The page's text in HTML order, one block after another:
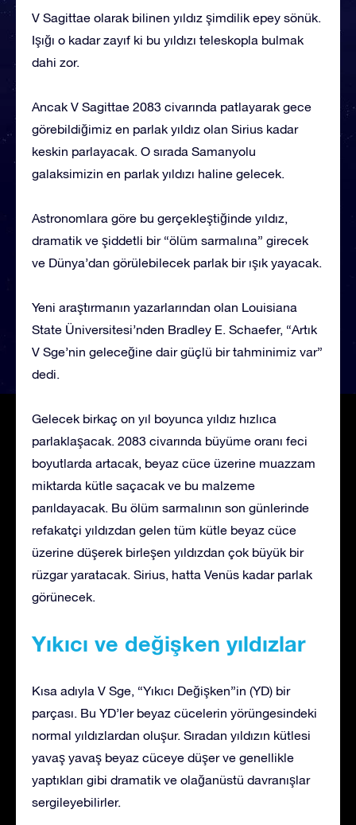
V Sagittae olarak bilinen yıldız şimdilik epey sönük.
Işığı o kadar zayıf ki bu yıldızı teleskopla bulmak
dahi zor.
Ancak V Sagittae 2083 civarında patlayarak gece
görebildiğimiz en parlak yıldız olan Sirius kadar
keskin parlayacak. O sırada Samanyolu
galaksimizin en parlak yıldızı haline gelecek.
Astronomlara göre bu gerçekleştiğinde yıldız,
dramatik ve şiddetli bir “ölüm sarmalına” girecek
ve Dünya’dan görülebilecek parlak bir ışık yayacak.
Yeni araştırmanın yazarlarından olan Louisiana
State Üniversitesi’nden Bradley E. Schaefer, “Artık
V Sge’nin geleceğine dair güçlü bir tahminimiz var”
dedi.
Gelecek birkaç on yıl boyunca yıldız hızlıca
parlaklaşacak. 2083 civarında büyüme oranı feci
boyutlarda artacak, beyaz cüce üzerine muazzam
miktarda kütle saçacak ve bu malzeme
parıldayacak. Bu ölüm sarmalının son günlerinde
refakatçi yıldızdan gelen tüm kütle beyaz cüce
üzerine düşerek birleşen yıldızdan çok büyük bir
rüzgar yaratacak. Sirius, hatta Venüs kadar parlak
görünecek.
Yıkıcı ve değişken yıldızlar
Kısa adıyla V Sge, “Yıkıcı Değişken”in (YD) bir
parçası. Bu YD’ler beyaz cücelerin yörüngesindeki
normal yıldızlardan oluşur. Sıradan yıldızın kütlesi
yavaş yavaş beyaz cüceye düşer ve genellikle
yaptıkları gibi dramatik ve olağanüstü davranışlar
sergileyebilirler.